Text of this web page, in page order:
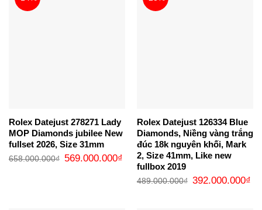
Rolex Datejust 278271 Lady
MOP Diamonds jubilee New
fullset 2026, Size 31mm
658.000.000₫
Giá
gốc
569.000.000₫Giá
hiện
Rolex Datejust 126334 Blue
Diamonds, Niềng vàng trắng
đúc 18k nguyên khối, Mark
2, Size 41mm, Like new
fullbox 2019
489.000.000₫
Giá
gốc
392.000.000₫